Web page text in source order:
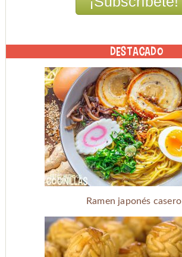
DESTACADO
Ramen japonés casero